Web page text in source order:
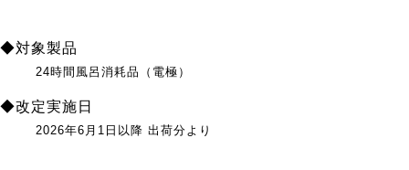
◆対象製品
24時間風呂消耗品（電極）
◆改定実施日
2026年6月1日以降 出荷分より